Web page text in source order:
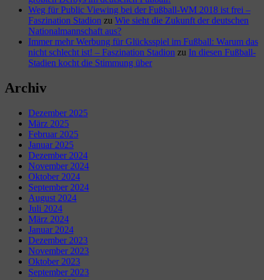
Weg für Public Viewing bei der Fußball-WM 2018 ist frei –
Faszination Stadion zu Wie sieht die Zukunft der deutschen
Nationalmannschaft aus?
Immer mehr Werbung für Glücksspiel im Fußball: Warum das
nicht schlecht ist! – Faszination Stadion zu In diesen Fußball-
Stadien kocht die Stimmung über
Archiv
Dezember 2025
März 2025
Februar 2025
Januar 2025
Dezember 2024
November 2024
Oktober 2024
September 2024
August 2024
Juli 2024
März 2024
Januar 2024
Dezember 2023
November 2023
Oktober 2023
September 2023